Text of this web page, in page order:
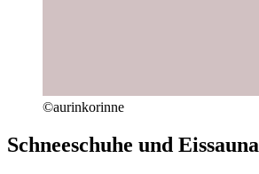
©aurinkorinne
Schneeschuhe und Eissauna